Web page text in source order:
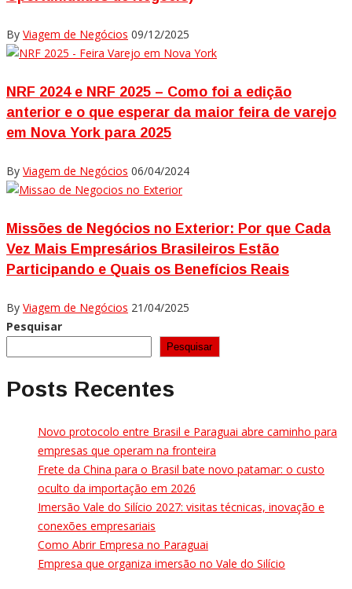
By Viagem de Negócios 09/12/2025
NRF 2024 e NRF 2025 – Como foi a edição
anterior e o que esperar da maior feira de varejo
em Nova York para 2025
By Viagem de Negócios 06/04/2024
Missões de Negócios no Exterior: Por que Cada
Vez Mais Empresários Brasileiros Estão
Participando e Quais os Benefícios Reais
By Viagem de Negócios 21/04/2025
Pesquisar
Pesquisar
Posts Recentes
Novo protocolo entre Brasil e Paraguai abre caminho para
empresas que operam na fronteira
Frete da China para o Brasil bate novo patamar: o custo
oculto da importação em 2026
Imersão Vale do Silício 2027: visitas técnicas, inovação e
conexões empresariais
Como Abrir Empresa no Paraguai
Empresa que organiza imersão no Vale do Silício